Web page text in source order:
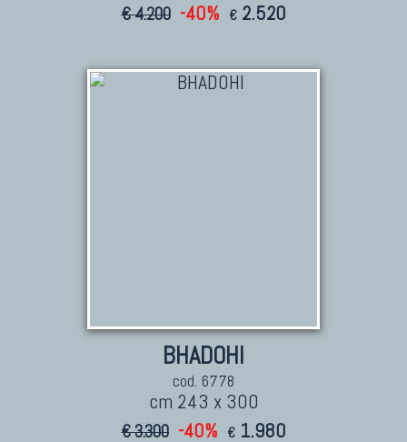
€ 4.200 -40% € 2.520
BHADOHI
cod. 6778
cm 243 x 300
€ 3.300 -40% € 1.980